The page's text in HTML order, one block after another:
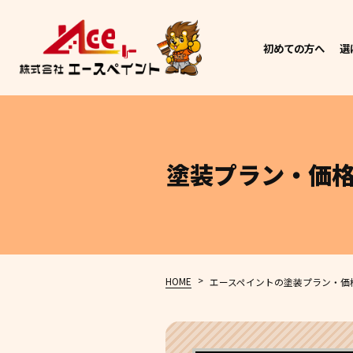
初めての方へ 選
塗装プラン・価
HOME > エースペイントの塗装プラン・価